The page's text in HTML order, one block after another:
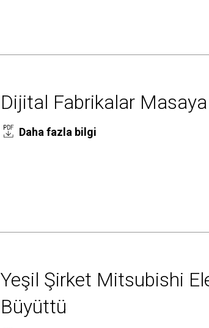
Dijital Fabrikalar Masaya
Daha fazla bilgi
Yeşil Şirket Mitsubishi
Büyüttü